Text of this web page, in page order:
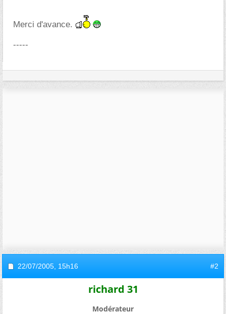
Merci d'avance.
-----
22/07/2005, 15h16 #2
richard 31
Modérateur